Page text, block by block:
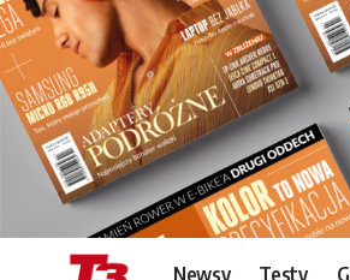
Newsy Testy